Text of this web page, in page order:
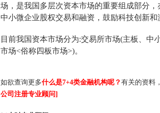
场，是我国多层次资本市场的重要组成部分
中小微企业股权交易和融资，鼓励科技创新
目前我国资本市场分为:交易所市场(主板、中
市场<俗称四板市场>)。
如欲查询更多什么是7+4类金融机构呢？ 有关的资料
公司注册专业顾问]